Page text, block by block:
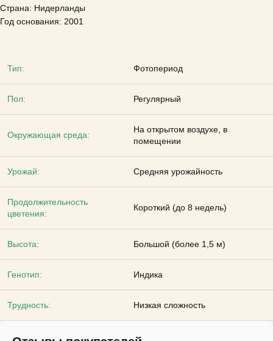
Страна: Нидерланды
Год основания: 2001
Тип: Фотопериод
Пол: Регулярный
Окружающая среда:
На открытом воздухе, в
помещении
Урожай: Средняя урожайность
Продолжительность
цветения:
Короткий (до 8 недель)
Высота: Большой (более 1,5 м)
Генотип: Индика
Трудность: Низкая сложность